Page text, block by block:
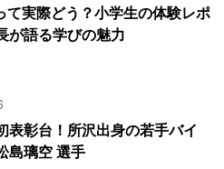
て実際どう？小学生の体験レポ
が語る学びの魅力
表彰台！所沢出身の若手バイ
島璃空 選手